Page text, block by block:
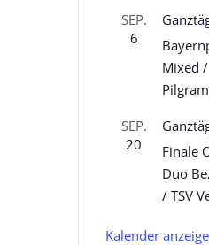
SEP.
6
Mixed /
SEP.
20
Finale
Duo
/ TSV
Kalender